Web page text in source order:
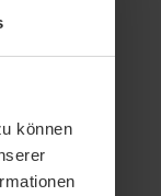
können